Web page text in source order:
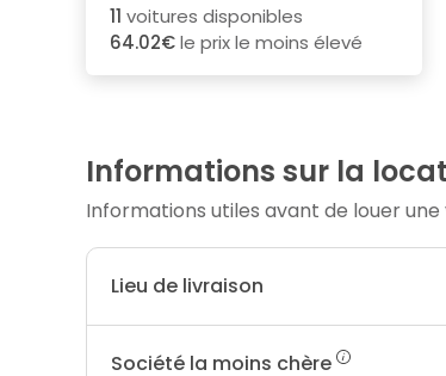
11 voitures disponibles
64.02€le prix le moins élevé
Informations sur la
Informations utiles avant de louer
Lieu de livraison
Société la moins chère